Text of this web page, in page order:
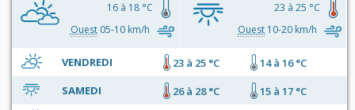
16 à 18 °C
Ouest05-10 km/h
23 à 25 °C
Ouest 10-20 km/h
VENDREDI 23 à 25 °C
14 à 16 °C
SAMEDI
26 à 28 °C
15 à 17 °C